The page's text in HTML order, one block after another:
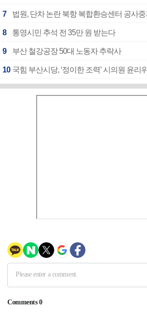
7 법원, 단차 논란 북항 복합환승센터 공사
8 통영시민 추석 전 35만 원 받는다
9 부산 철강공장 50대 노동자 추락사
10